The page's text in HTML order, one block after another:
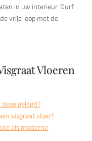
in uw interieur. Durf
vrije loop met de
Vloeren
gelegd?
visgraat vloer?
als moderne